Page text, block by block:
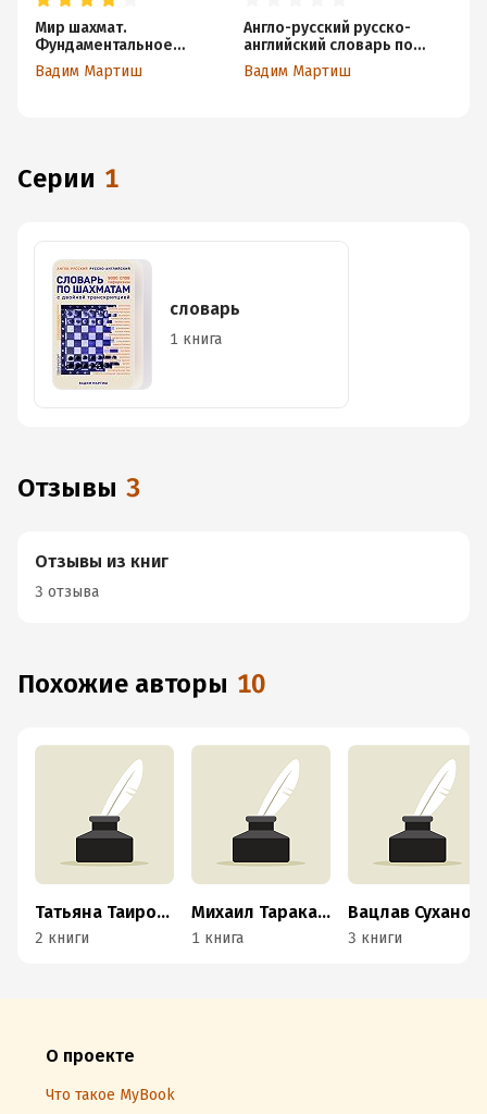
Мир шахмат.
Фундаментальное
исследование
Вадим Мартиш
Англо-русский русско-
английский словарь по
шахматам
Вадим Мартиш
Серии 1
словарь
1 книга
Отзывы 3
Отзывы из книг
3 отзыва
Похожие авторы 10
Татьяна Таирова
2 книги
Михаил Тараканов
1 книга
Вацлав Суханов
3 книги
О проекте
Что такое MyBook